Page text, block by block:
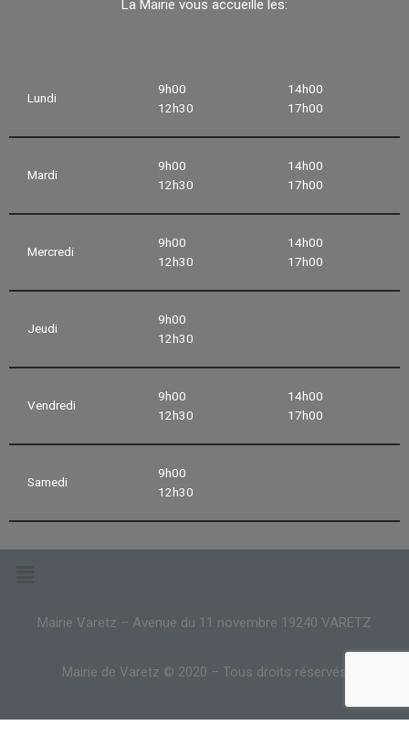
La Mairie vous accueille les:
Lundi
9h00
12h30
14h00
17h00
Mardi
9h00
12h30
14h00
17h00
Mercredi
9h00
12h30
14h00
17h00
Jeudi
9h00
12h30
Vendredi
9h00
12h30
14h00
17h00
Samedi
9h00
12h30
Mairie Varetz – Avenue du 11 novembre 19240 VARETZ
Mairie de Varetz © 2020 – Tous droits réservés